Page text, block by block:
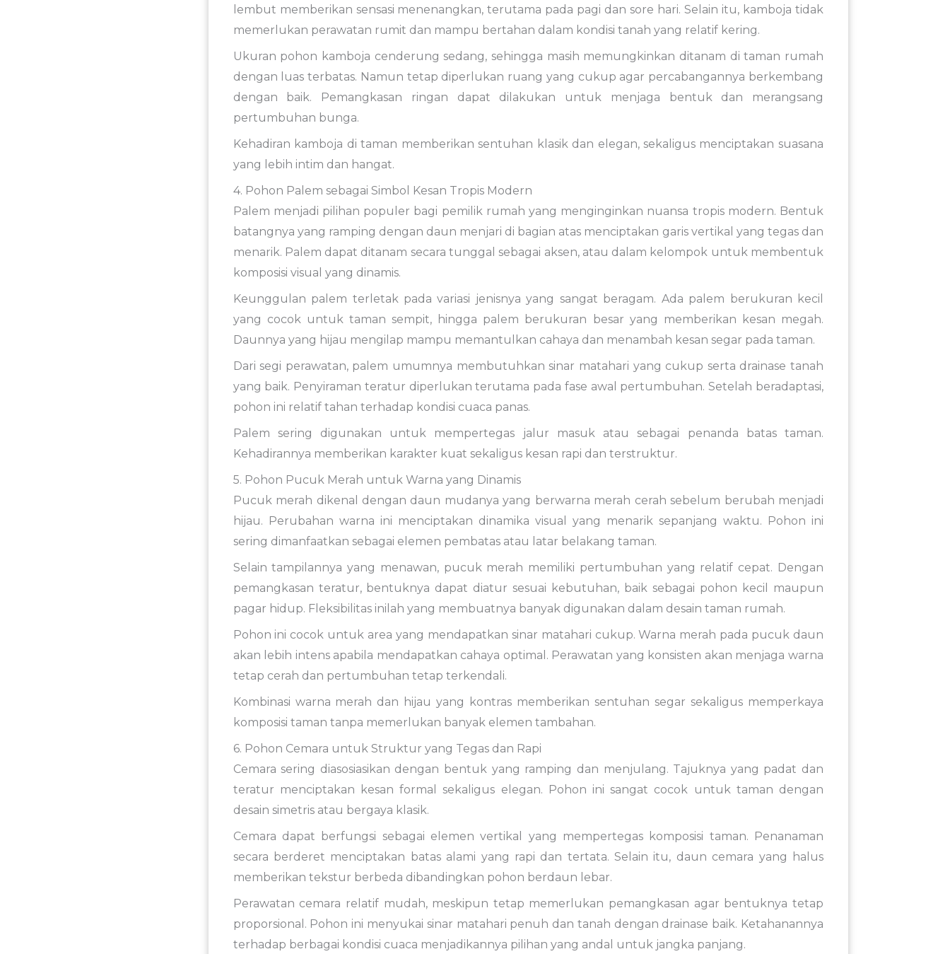
lembut memberikan sensasi menenangkan, terutama pada pagi dan sore hari. Selain itu, kamboja tidak
memerlukan perawatan rumit dan mampu bertahan dalam kondisi tanah yang relatif kering.
Ukuran pohon kamboja cenderung sedang, sehingga masih memungkinkan ditanam di taman rumah
dengan luas terbatas. Namun tetap diperlukan ruang yang cukup agar percabangannya berkembang
dengan baik. Pemangkasan ringan dapat dilakukan untuk menjaga bentuk dan merangsang
pertumbuhan bunga.
Kehadiran kamboja di taman memberikan sentuhan klasik dan elegan, sekaligus menciptakan suasana
yang lebih intim dan hangat.
4. Pohon Palem sebagai Simbol Kesan Tropis Modern
Palem menjadi pilihan populer bagi pemilik rumah yang menginginkan nuansa tropis modern. Bentuk
batangnya yang ramping dengan daun menjari di bagian atas menciptakan garis vertikal yang tegas dan
menarik. Palem dapat ditanam secara tunggal sebagai aksen, atau dalam kelompok untuk membentuk
komposisi visual yang dinamis.
Keunggulan palem terletak pada variasi jenisnya yang sangat beragam. Ada palem berukuran kecil
yang cocok untuk taman sempit, hingga palem berukuran besar yang memberikan kesan megah.
Daunnya yang hijau mengilap mampu memantulkan cahaya dan menambah kesan segar pada taman.
Dari segi perawatan, palem umumnya membutuhkan sinar matahari yang cukup serta drainase tanah
yang baik. Penyiraman teratur diperlukan terutama pada fase awal pertumbuhan. Setelah beradaptasi,
pohon ini relatif tahan terhadap kondisi cuaca panas.
Palem sering digunakan untuk mempertegas jalur masuk atau sebagai penanda batas taman.
Kehadirannya memberikan karakter kuat sekaligus kesan rapi dan terstruktur.
5. Pohon Pucuk Merah untuk Warna yang Dinamis
Pucuk merah dikenal dengan daun mudanya yang berwarna merah cerah sebelum berubah menjadi
hijau. Perubahan warna ini menciptakan dinamika visual yang menarik sepanjang waktu. Pohon ini
sering dimanfaatkan sebagai elemen pembatas atau latar belakang taman.
Selain tampilannya yang menawan, pucuk merah memiliki pertumbuhan yang relatif cepat. Dengan
pemangkasan teratur, bentuknya dapat diatur sesuai kebutuhan, baik sebagai pohon kecil maupun
pagar hidup. Fleksibilitas inilah yang membuatnya banyak digunakan dalam desain taman rumah.
Pohon ini cocok untuk area yang mendapatkan sinar matahari cukup. Warna merah pada pucuk daun
akan lebih intens apabila mendapatkan cahaya optimal. Perawatan yang konsisten akan menjaga warna
tetap cerah dan pertumbuhan tetap terkendali.
Kombinasi warna merah dan hijau yang kontras memberikan sentuhan segar sekaligus memperkaya
komposisi taman tanpa memerlukan banyak elemen tambahan.
6. Pohon Cemara untuk Struktur yang Tegas dan Rapi
Cemara sering diasosiasikan dengan bentuk yang ramping dan menjulang. Tajuknya yang padat dan
teratur menciptakan kesan formal sekaligus elegan. Pohon ini sangat cocok untuk taman dengan
desain simetris atau bergaya klasik.
Cemara dapat berfungsi sebagai elemen vertikal yang mempertegas komposisi taman. Penanaman
secara berderet menciptakan batas alami yang rapi dan tertata. Selain itu, daun cemara yang halus
memberikan tekstur berbeda dibandingkan pohon berdaun lebar.
Perawatan cemara relatif mudah, meskipun tetap memerlukan pemangkasan agar bentuknya tetap
proporsional. Pohon ini menyukai sinar matahari penuh dan tanah dengan drainase baik. Ketahanannya
terhadap berbagai kondisi cuaca menjadikannya pilihan yang andal untuk jangka panjang.